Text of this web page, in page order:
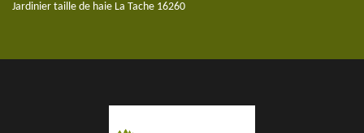
Jardinier taille de haie La Tache 16260